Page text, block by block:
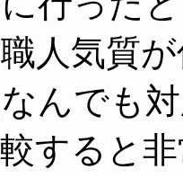
人気質
んでも
すると